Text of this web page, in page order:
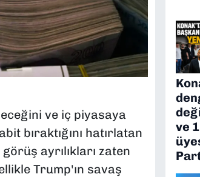
ve iç piyasaya
bıraktığını hatırlatan
ayrılıkları zaten
Trump'ın savaş
ve